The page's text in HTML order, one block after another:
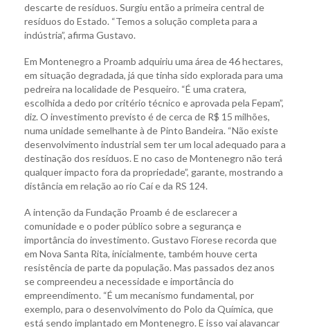
descarte de resíduos. Surgiu então a primeira central de
resíduos do Estado. “Temos a solução completa para a
indústria”, afirma Gustavo.
Em Montenegro a Proamb adquiriu uma área de 46 hectares,
em situação degradada, já que tinha sido explorada para uma
pedreira na localidade de Pesqueiro. “É uma cratera,
escolhida a dedo por critério técnico e aprovada pela Fepam”,
diz. O investimento previsto é de cerca de R$ 15 milhões,
numa unidade semelhante à de Pinto Bandeira. “Não existe
desenvolvimento industrial sem ter um local adequado para a
destinação dos resíduos. E no caso de Montenegro não terá
qualquer impacto fora da propriedade”, garante, mostrando a
distância em relação ao rio Caí e da RS 124.
A intenção da Fundação Proamb é de esclarecer a
comunidade e o poder público sobre a segurança e
importância do investimento. Gustavo Fiorese recorda que
em Nova Santa Rita, inicialmente, também houve certa
resistência de parte da população. Mas passados dez anos
se compreendeu a necessidade e importância do
empreendimento. “É um mecanismo fundamental, por
exemplo, para o desenvolvimento do Polo da Química, que
está sendo implantado em Montenegro. E isso vai alavancar